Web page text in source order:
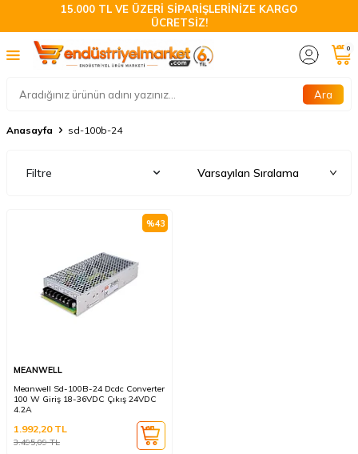
15.000 TL VE ÜZERİ SİPARİŞLERİNİZE KARGO
ÜCRETSİZ!
Ara
0
Anasayfa sd-100b-24
Filtre
%43
MEANWELL
Meanwell Sd-100B-24 Dcdc Converter
100 W Giriş 18-36VDC Çıkış 24VDC
4.2A
3.495,09TL
1.992,20TL